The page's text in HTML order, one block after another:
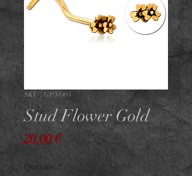
SKU : GPNO04
Stud Flower Gold
20,00 €Prix
Quantité *